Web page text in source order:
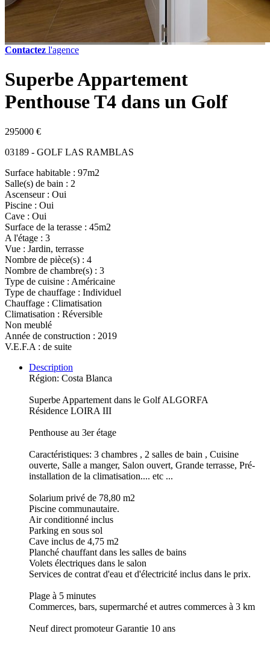
Contactez l'agence
Superbe Appartement
Penthouse T4 dans un Golf
295000 €
03189 - GOLF LAS RAMBLAS
Surface habitable : 97m2
Salle(s) de bain : 2
Ascenseur : Oui
Piscine : Oui
Cave : Oui
Surface de la terasse : 45m2
A l'étage : 3
Vue : Jardin, terrasse
Nombre de pièce(s) : 4
Nombre de chambre(s) : 3
Type de cuisine : Américaine
Type de chauffage : Individuel
Chauffage : Climatisation
Climatisation : Réversible
Non meublé
Année de construction : 2019
V.E.F.A : de suite
Description
Région: Costa Blanca
Superbe Appartement dans le Golf ALGORFA
Résidence LOIRA III
Penthouse au 3er étage
Caractéristiques: 3 chambres , 2 salles de bain , Cuisine
ouverte, Salle a manger, Salon ouvert, Grande terrasse, Pré-
installation de la climatisation.... etc ...
Solarium privé de 78,80 m2
Piscine communautaire.
Air conditionné inclus
Parking en sous sol
Cave inclus de 4,75 m2
Planché chauffant dans les salles de bains
Volets électriques dans le salon
Services de contrat d'eau et d'électricité inclus dans le prix.
Plage à 5 minutes
Commerces, bars, supermarché et autres commerces à 3 km
Neuf direct promoteur Garantie 10 ans